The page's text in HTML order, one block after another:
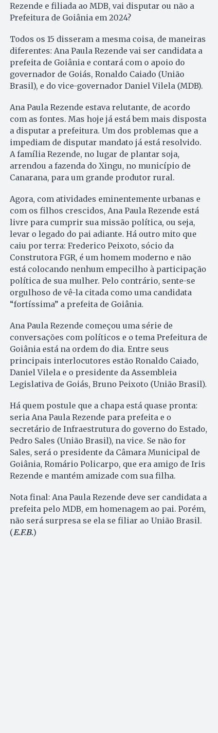
Rezende e filiada ao MDB, vai disputar ou não a
Prefeitura de Goiânia em 2024?
Todos os 15 disseram a mesma coisa, de maneiras
diferentes: Ana Paula Rezende vai ser candidata a
prefeita de Goiânia e contará com o apoio do
governador de Goiás, Ronaldo Caiado (União
Brasil), e do vice-governador Daniel Vilela (MDB).
Ana Paula Rezende estava relutante, de acordo
com as fontes. Mas hoje já está bem mais disposta
a disputar a prefeitura. Um dos problemas que a
impediam de disputar mandato já está resolvido.
A família Rezende, no lugar de plantar soja,
arrendou a fazenda do Xingu, no município de
Canarana, para um grande produtor rural.
Agora, com atividades eminentemente urbanas e
com os filhos crescidos, Ana Paula Rezende está
livre para cumprir sua missão política, ou seja,
levar o legado do pai adiante. Há outro mito que
caiu por terra: Frederico Peixoto, sócio da
Construtora FGR, é um homem moderno e não
está colocando nenhum empecilho à participação
política de sua mulher. Pelo contrário, sente-se
orgulhoso de vê-la citada como uma candidata
“fortíssima” a prefeita de Goiânia.
Ana Paula Rezende começou uma série de
conversações com políticos e o tema Prefeitura de
Goiânia está na ordem do dia. Entre seus
principais interlocutores estão Ronaldo Caiado,
Daniel Vilela e o presidente da Assembleia
Legislativa de Goiás, Bruno Peixoto (União Brasil).
Há quem postule que a chapa está quase pronta:
seria Ana Paula Rezende para prefeita e o
secretário de Infraestrutura do governo do Estado,
Pedro Sales (União Brasil), na vice. Se não for
Sales, será o presidente da Câmara Municipal de
Goiânia, Romário Policarpo, que era amigo de Iris
Rezende e mantém amizade com sua filha.
Nota final: Ana Paula Rezende deve ser candidata a
prefeita pelo MDB, em homenagem ao pai. Porém,
não será surpresa se ela se filiar ao União Brasil.
(E.F.B.)